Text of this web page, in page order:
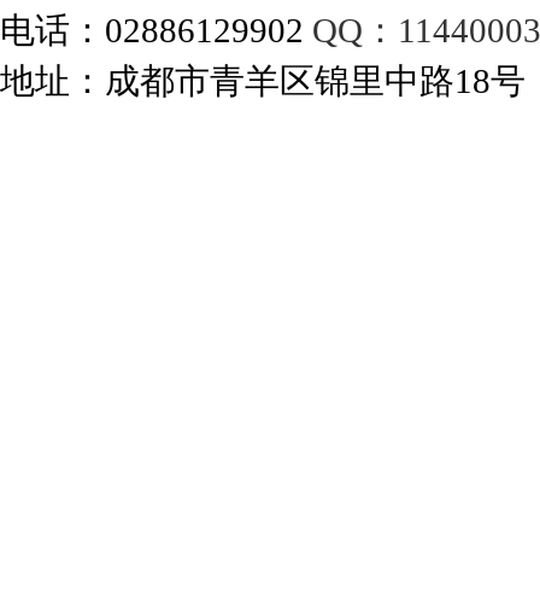
电话：02886129902 QQ：
地址：成都市青羊区锦里中路18